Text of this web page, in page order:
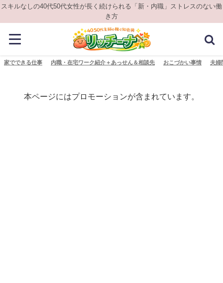
スキルなしの40代50代女性が長く続けられる「新・内職」ストレスのない働
き方
家でできる仕事 内職・在宅ワーク紹介＋あっせん＆相談先 おこづかい事情 夫婦
本ページにはプロモーションが含まれています。